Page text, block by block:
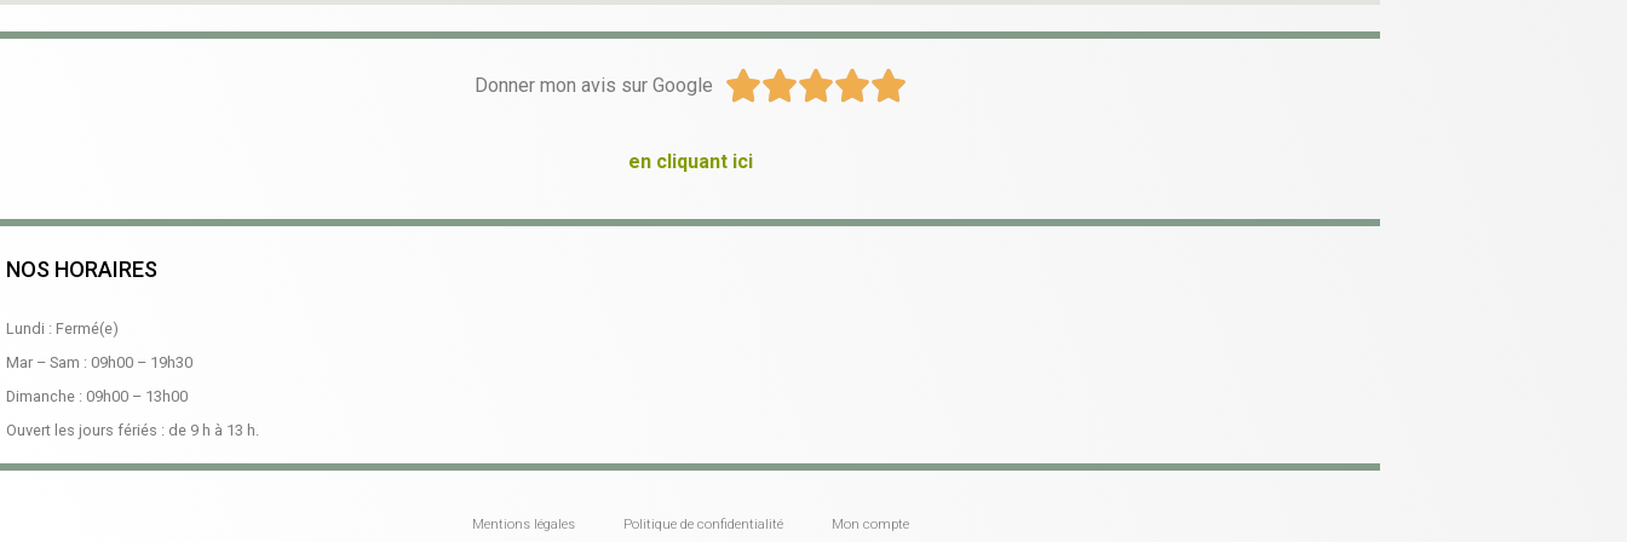
Donner mon avis sur Google 
en cliquant ici
NOS HORAIRES
Lundi : Fermé(e)
Mar – Sam : 09h00 – 19h30
Dimanche : 09h00 – 13h00
Ouvert les jours fériés : de 9 h à 13 h.
Mentions légales Politique de confidentialité Mon compte